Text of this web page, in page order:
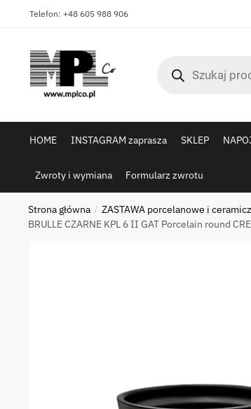
Telefon: +48 605 988 906
produktów
HOME INSTAGRAM zaprasza SKLEP
Zwroty i wymiana Formularz zwrotu
Strona główna / ZASTAWA porcelanowe i
BRULLE CZARNE KPL 6 II GAT Porcelain round